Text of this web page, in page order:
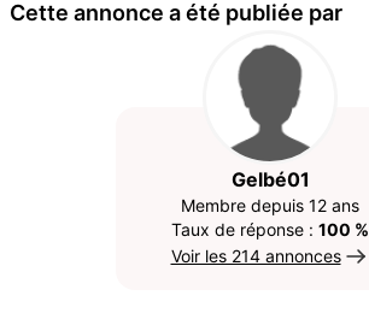
Cette annonce a été publiée par
Gelbé01
Membre depuis 12 ans
Taux de réponse : 100 %
Voir les 214 annonces